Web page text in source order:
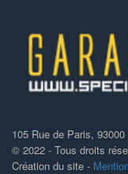
105 Rue de Paris,
© 2022 - Tous droits
​​​​​​​Création du site -